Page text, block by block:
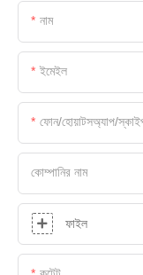
নাম
ইমেইল
ফোন/হোয়াটসঅ্যাপ/
কোম্পানির নাম
ফাইল